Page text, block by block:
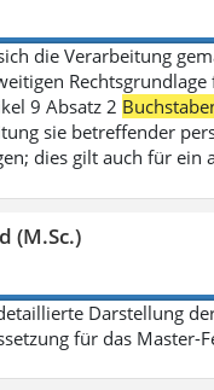
die Verarbeitung
9 Absatz 2
sie betreffender
dies gilt auch für ein
(M.Sc.)
Darstellung
für das Master-